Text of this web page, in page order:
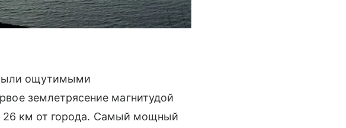
ощутимыми
землетрясение магнитудой
26 км от города. Самый мощный